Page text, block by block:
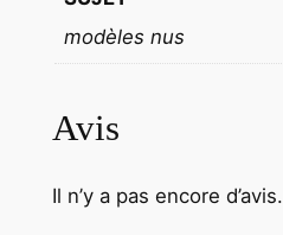
m
a
1
X
modèles nus
Avis
Il n’y a pas encore d’avis.